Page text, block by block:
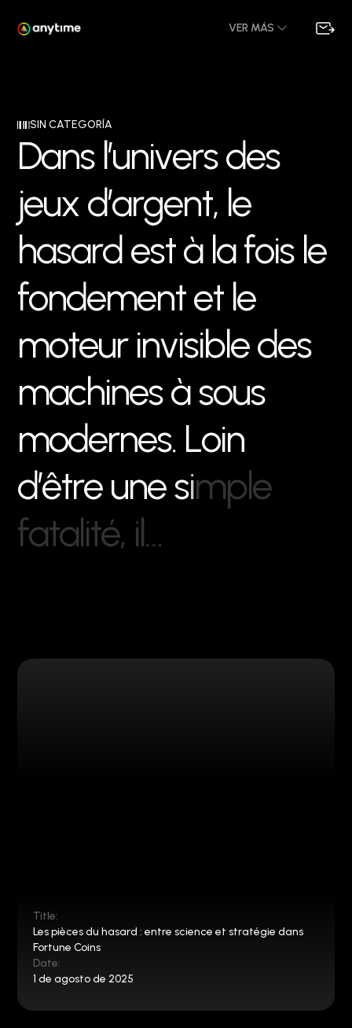
VER MÁS
SIN CATEGORÍA
Dans l’universdes
jeuxd’argent, le
hasardestà lafois le
fondementet le
moteur invisibledes
machinesàsous
modernes. Loin
d’être unesimple
fatalité, il…
Title:
Les pièces du hasard : entre science et stratégie dans
Fortune Coins
Date:
1 de agosto de 2025